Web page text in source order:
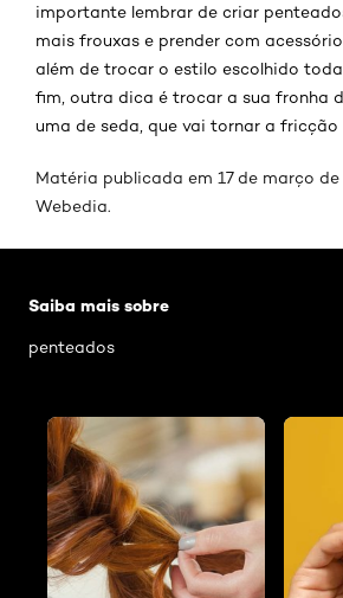
importante lembrar de criar
mais frouxas e prender com
além de trocar o estilo escolhido
fim, outra dica é trocar a sua fronha
uma de seda, que vai tornar a fricção
Matéria publicada em 17 de março
Webedia.
Saiba mais sobre
penteados